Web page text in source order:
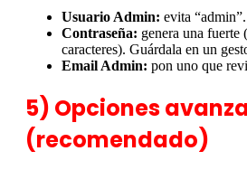
Usuario Admin: evita
Contraseña: genera una fuerte
caracteres). Guárdala en un
Email Admin: pon uno que
5) Opciones
(recomendado)